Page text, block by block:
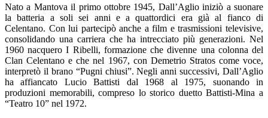
Nato a Mantova il primo ottobre 1945, Dall’Aglio iniziò a suonare
la batteria a soli sei anni e a quattordici era già al fianco di
Celentano. Con lui partecipò anche a film e trasmissioni televisive,
consolidando una carriera che ha intrecciato più generazioni. Nel
1960 nacquero I Ribelli, formazione che divenne una colonna del
Clan Celentano e che nel 1967, con Demetrio Stratos come voce,
interpretò il brano “Pugni chiusi”. Negli anni successivi, Dall’Aglio
ha affiancato Lucio Battisti dal 1968 al 1975, suonando in
produzioni memorabili, compreso lo storico duetto Battisti-Mina a
“Teatro 10” nel 1972.